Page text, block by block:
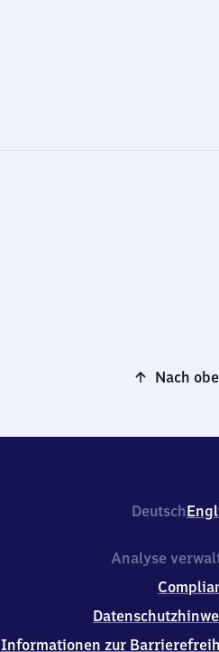
Nach
Deutsch
Analyse
Informationen zur